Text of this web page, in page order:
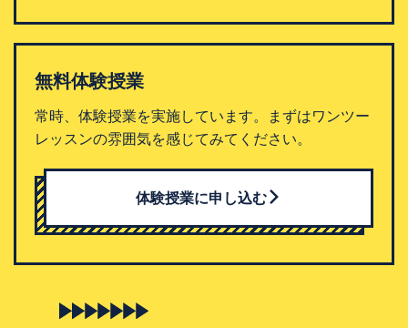
無料体験授業
常時、体験授業を実施しています。まずはワンツー
レッスンの雰囲気を感じてみてください。
体験授業に申し込む